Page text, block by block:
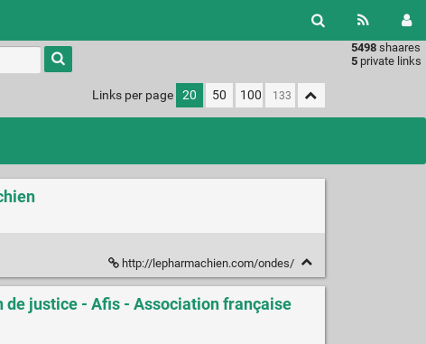
5498 shaares
5 private links
Type 1 or
more
characters
results.
Links per page 20 50 100
http://lepharmachien.com/ondes/
justice - Afis - Association française